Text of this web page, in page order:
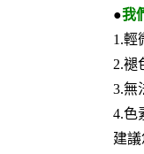
●我
1.輕
2.褪
3.無
4.色
建議